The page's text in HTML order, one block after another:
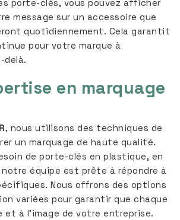
porte-clés, vous pouvez afficher
message sur un accessoire que
quotidiennement. Cela garantit
pour votre marque à
delà.
en marquage
, nous utilisons des techniques de
un marquage de haute qualité.
de porte-clés en plastique, en
équipe est prête à répondre à
Nous offrons des options
variées pour garantir que chaque
à l’image de votre entreprise.